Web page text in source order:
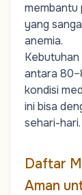
membantu
yang
anemia.
Kebutuhan
antara
kondisi
ini bisa
sehari-hari.
Daftar
Aman